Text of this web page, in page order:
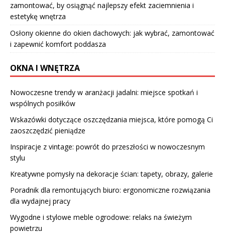
zamontować, by osiągnąć najlepszy efekt zaciemnienia i
estetykę wnętrza
Osłony okienne do okien dachowych: jak wybrać, zamontować
i zapewnić komfort poddasza
OKNA I WNĘTRZA
Nowoczesne trendy w aranżacji jadalni: miejsce spotkań i
wspólnych posiłków
Wskazówki dotyczące oszczędzania miejsca, które pomogą Ci
zaoszczędzić pieniądze
Inspiracje z vintage: powrót do przeszłości w nowoczesnym
stylu
Kreatywne pomysły na dekoracje ścian: tapety, obrazy, galerie
Poradnik dla remontujących biuro: ergonomiczne rozwiązania
dla wydajnej pracy
Wygodne i stylowe meble ogrodowe: relaks na świeżym
powietrzu